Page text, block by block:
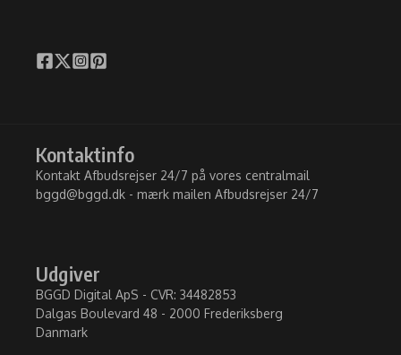
Kontaktinfo
Kontakt Afbudsrejser 24/7 på vores centralmail
bggd@bggd.dk - mærk mailen Afbudsrejser 24/7
Udgiver
BGGD Digital ApS - CVR: 34482853
Dalgas Boulevard 48 - 2000 Frederiksberg
Danmark